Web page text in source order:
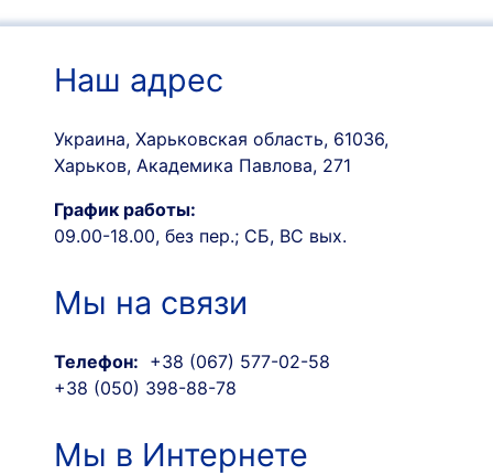
Наш адрес
Украина, Харьковская область, 61036,
Харьков, Академика Павлова, 271
График работы:
09.00-18.00, без пер.; СБ, ВС вых.
Мы на связи
Телефон: +38 (067) 577-02-58
+38 (050) 398-88-78
Мы в Интернете